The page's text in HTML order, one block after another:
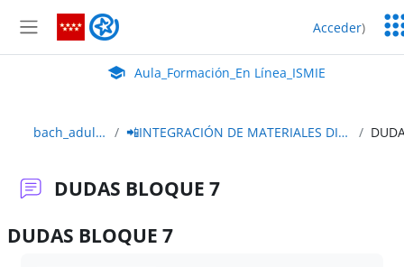
Panel lateral
Aula_Formación_En Línea_ISMIE Acceder)
Aula Virtual de EducaMadrid:
Aula_Formación_En Línea_ISMIE
bach_adultos_2edición 📲INTEGRACIÓN DE MATERIALES DIDÁCTICOS DE OTRAS PLATAFORMAS
DUDAS BLOQUE 7
DUDAS BLOQUE 7